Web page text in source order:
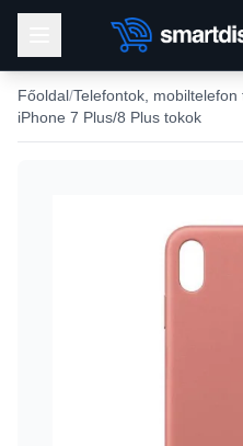
Főoldal Telefontok, mobiltelefon
iPhone 7 Plus/8 Plus tokok